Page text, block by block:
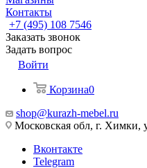
Контакты
+7 (495) 108 7546
Заказать звонок
Задать вопрос
Войти
Корзина0
shop@kurazh-mebel.ru
Московская обл, г. Химки,
Вконтакте
Telegram